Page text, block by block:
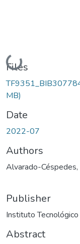
Loading...
Files
MB)
Date
2022-07
Authors
Alvarado-
Publisher
Instituto
Abstract